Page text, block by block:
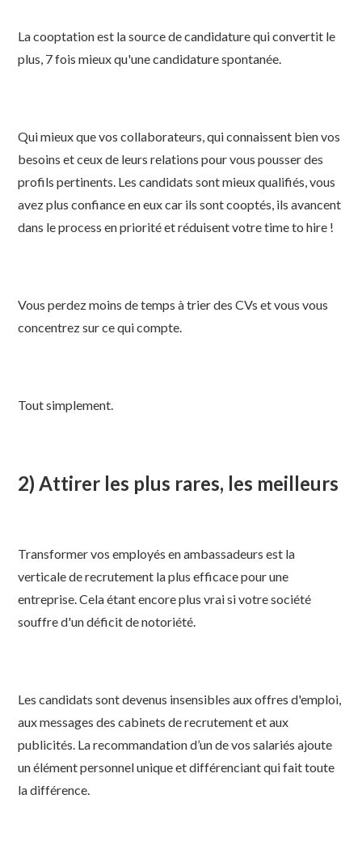
La cooptation est la source de candidature qui convertit le
plus, 7 fois mieux qu'une candidature spontanée.
Qui mieux que vos collaborateurs, qui connaissent bien vos
besoins et ceux de leurs relations pour vous pousser des
profils pertinents. Les candidats sont mieux qualifiés, vous
avez plus confiance en eux car ils sont cooptés, ils avancent
dans le process en priorité et réduisent votre time to hire !
Vous perdez moins de temps à trier des CVs et vous vous
concentrez sur ce qui compte.
Tout simplement.
2) Attirer les plus rares, les meilleurs
Transformer vos employés en ambassadeurs est la
verticale de recrutement la plus efficace pour une
entreprise. Cela étant encore plus vrai si votre société
souffre d'un déficit de notoriété.
Les candidats sont devenus insensibles aux offres d'emploi,
aux messages des cabinets de recrutement et aux
publicités. La recommandation d’un de vos salariés ajoute
un élément personnel unique et différenciant qui fait toute
la différence.